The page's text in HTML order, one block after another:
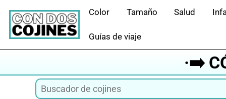
contenido
Color Tamaño Salud
Guías de viaje
·➡️